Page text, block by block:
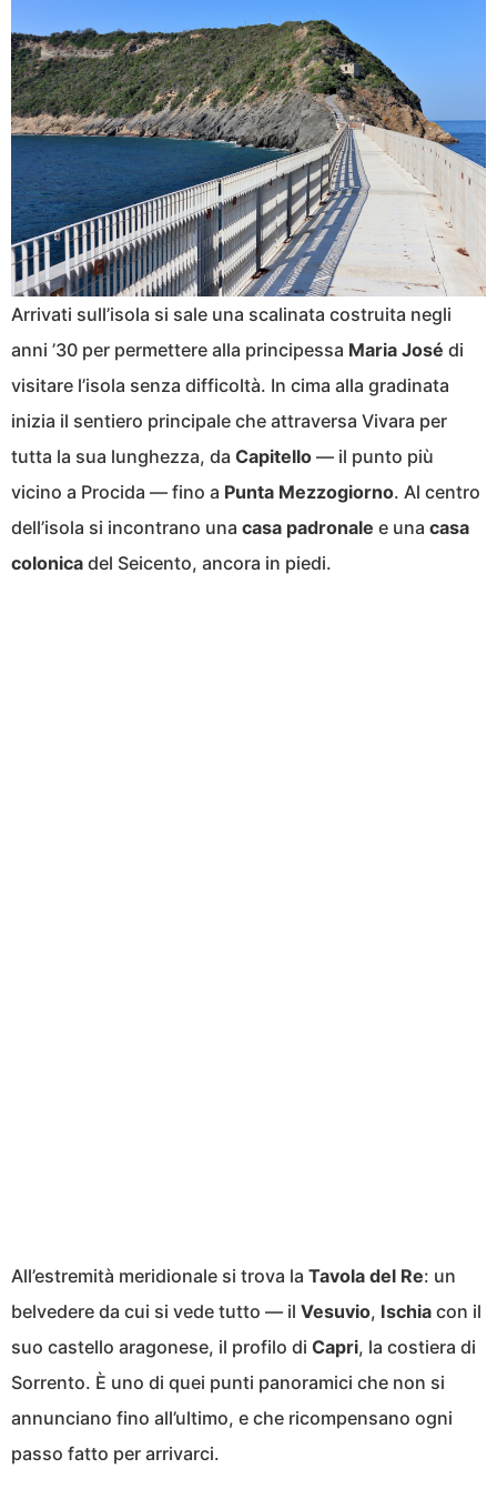
Arrivati sull’isola si sale una scalinata costruita negli
anni ’30 per permettere alla principessa Maria José di
visitare l’isola senza difficoltà. In cima alla gradinata
inizia il sentiero principale che attraversa Vivara per
tutta la sua lunghezza, da Capitello — il punto più
vicino a Procida — fino a Punta Mezzogiorno. Al centro
dell’isola si incontrano una casa padronale e una casa
colonica del Seicento, ancora in piedi.
All’estremità meridionale si trova la Tavola del Re: un
belvedere da cui si vede tutto — il Vesuvio, Ischia con il
suo castello aragonese, il profilo di Capri, la costiera di
Sorrento. È uno di quei punti panoramici che non si
annunciano fino all’ultimo, e che ricompensano ogni
passo fatto per arrivarci.